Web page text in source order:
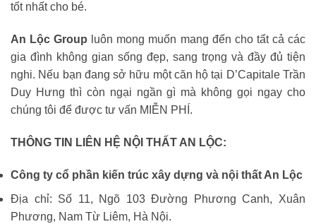
tốt nhất cho bé.
An Lộc Group luôn mong muốn mang đến cho tất cả các
gia đình không gian sống đẹp, sang trọng và đầy đủ tiện
nghi. Nếu bạn đang sở hữu một căn hộ tại D’Capitale Trần
Duy Hưng thì còn ngại ngần gì mà không gọi ngay cho
chúng tôi để được tư vấn MIỄN PHÍ.
THÔNG TIN LIÊN HỆ NỘI THẤT AN LỘC:
Công ty cổ phần kiến trúc xây dựng và nội thất An Lộc
Địa chỉ: Số 11, Ngõ 103 Đường Phương Canh, Xuân
Phương, Nam Từ Liêm, Hà Nội.